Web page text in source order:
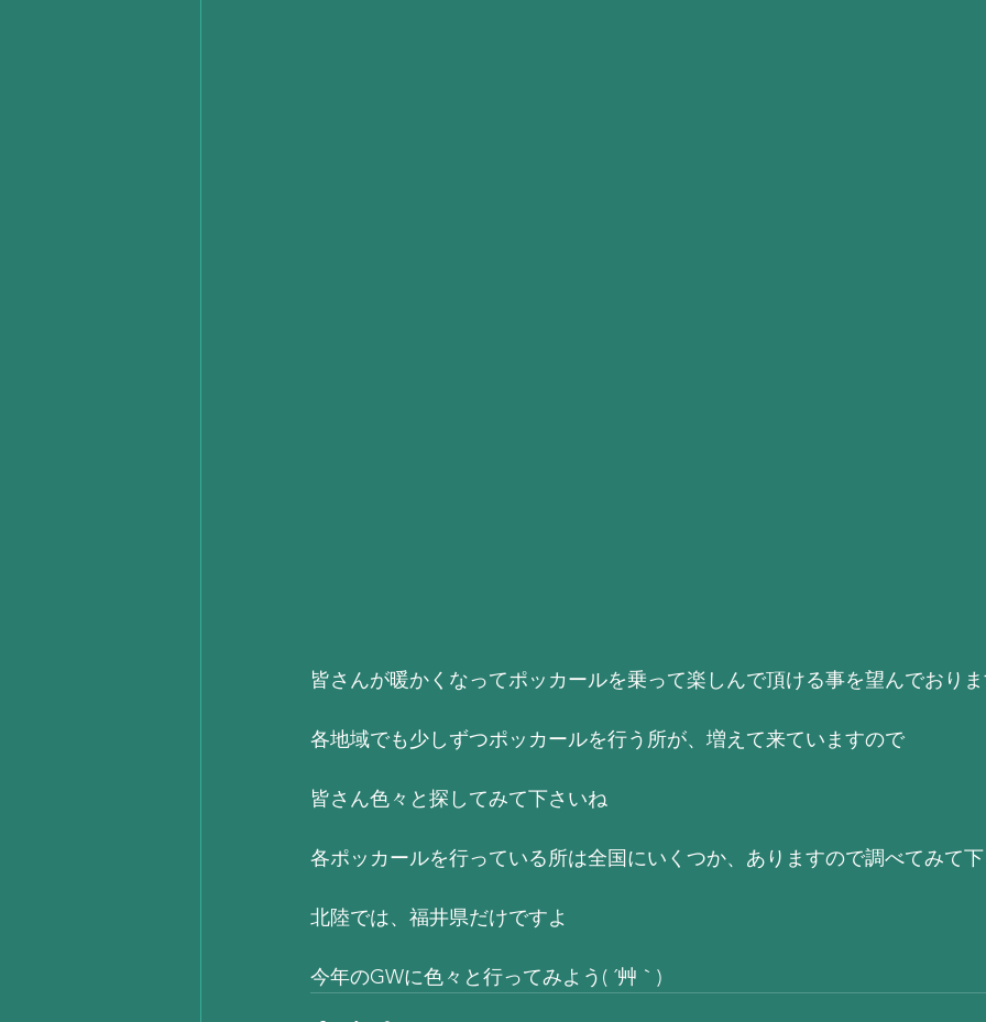
皆さんが暖かくなってポッカールを乗って楽しんで頂ける事を望んでおり
各地域でも少しずつポッカールを行う所が、増えて来ていますので
皆さん色々と探してみて下さいね
各ポッカールを行っている所は全国にいくつか、ありますので調べてみて
北陸では、福井県だけですよ
今年のGWに色々と行ってみよう( ´艸｀)